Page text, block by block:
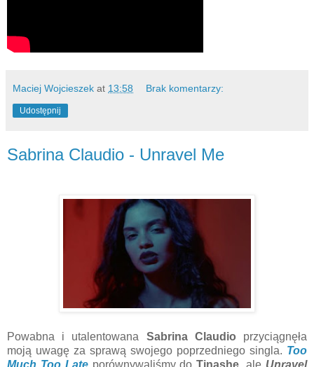
Maciej Wojcieszek at 13:58 Brak komentarzy:
Udostępnij
Sabrina Claudio - Unravel Me
Powabna i utalentowana Sabrina Claudio przyciągnęła
moją uwagę za sprawą swojego poprzedniego singla. Too